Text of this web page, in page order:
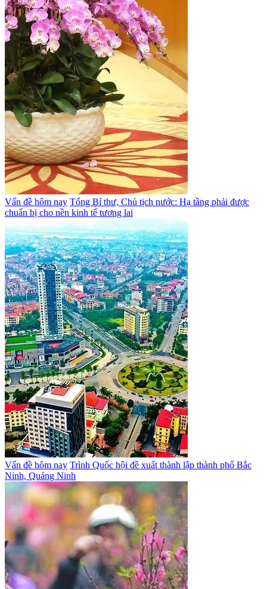
Vấn đề hôm nay Tổng Bí thư, Chủ tịch nước: Hạ tầng phải được
chuẩn bị cho nền kinh tế tương lai
Vấn đề hôm nay Trình Quốc hội đề xuất thành lập thành phố Bắc
Ninh, Quảng Ninh